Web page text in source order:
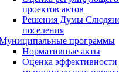
проектов актов
Решения Думы
поселения
программы
Нормативные акты
Оценка эффективности